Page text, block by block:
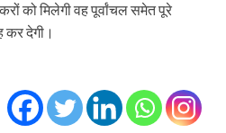
को मिलेगी वह पूर्वांचल समेत पूरे
कर देगी।